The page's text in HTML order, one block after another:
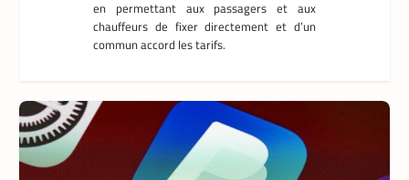
En associant l’interopérabilité de PayPal
World au stablecoin PYUSD, PayPal promet
de désenclaver le commerce africain et
stables et économiques.